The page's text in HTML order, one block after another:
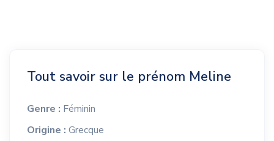
Tout savoir sur le prénom Meline
Genre : Féminin
Origine : Grecque